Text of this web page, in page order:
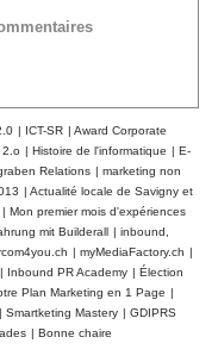
| ICT-SR | Award Corporate
2.o | Histoire de l'informatique | E-
Relations | marketing non
| Actualité locale de Savigny et
| Mon premier mois d'expériences
mit Builderall | inbound,
| myMediaFactory.ch |
| Inbound PR Academy | Élection
Plan Marketing en 1 Page |
| Smartketing Mastery | GDIPRS
| Bonne chaire